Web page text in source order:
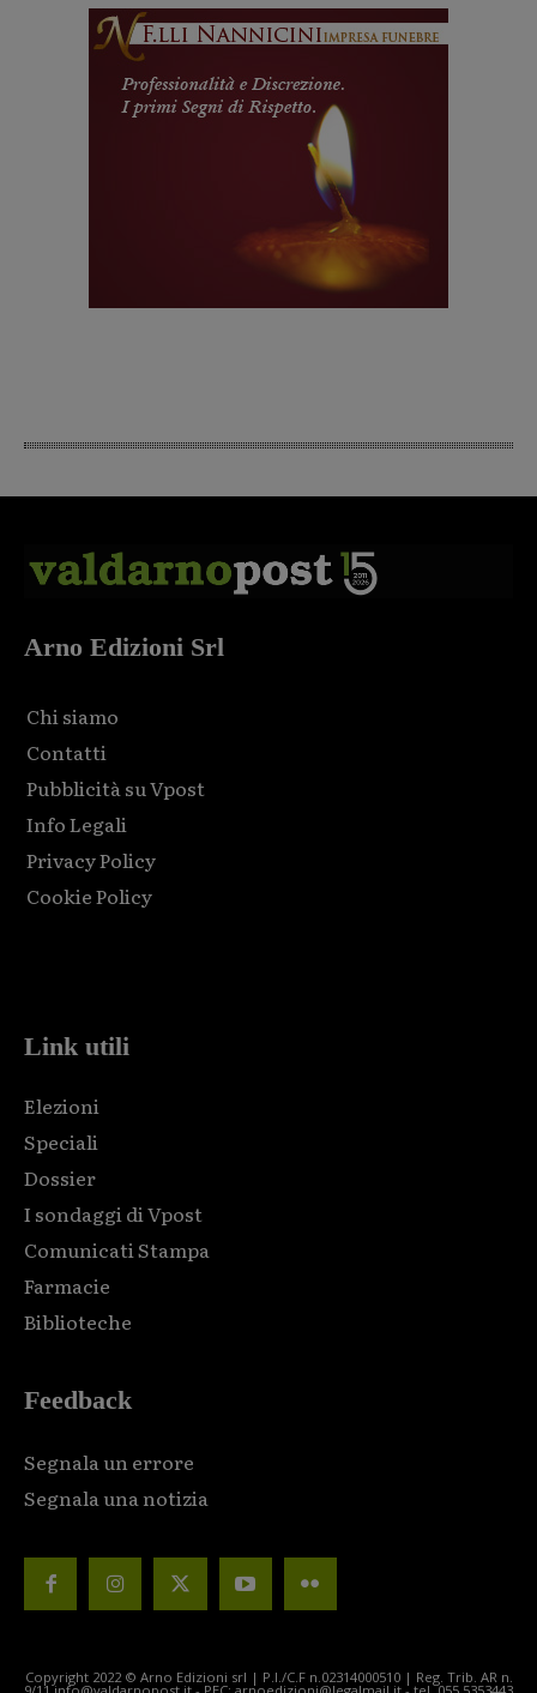
Arno Edizioni Srl
Chi siamo
Contatti
Pubblicità su Vpost
Info Legali
Privacy Policy
Cookie Policy
Link utili
Elezioni
Speciali
Dossier
I sondaggi di Vpost
Comunicati Stampa
Farmacie
Biblioteche
Feedback
Segnala un errore
Segnala una notizia
Copyright 2022 © Arno Edizioni srl | P.I./C.F n.02314000510 | Reg. Trib. AR n.